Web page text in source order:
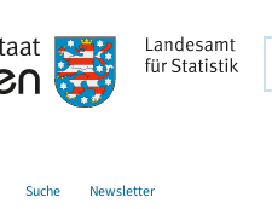
Suche Newsletter